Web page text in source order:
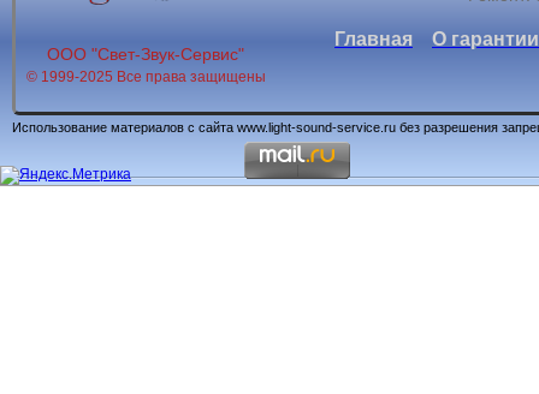
ООО "Свет-Звук-Сервис"
© 1999-2025 Все права защищены
Главная О гарантии
Использование материалов с сайта www.light-sound-service.ru без разрешения